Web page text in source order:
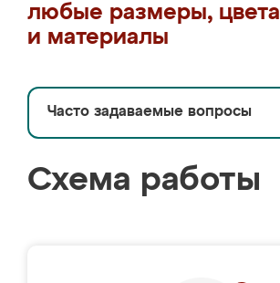
любые размеры, цвета
и материалы
Часто задаваемые вопросы
Схема работы